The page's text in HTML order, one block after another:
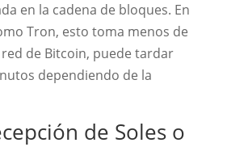
en la cadena de bloques. En
Tron, esto toma menos de
de Bitcoin, puede tardar
dependiendo de la
de Soles o